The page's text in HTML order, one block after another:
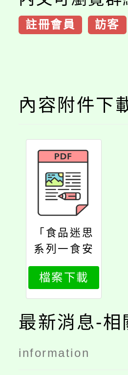
註冊會員 訪客
內容附件下
「食品迷思
系列一食安
新視界」內
容
檔案下載
最新消息-相
information